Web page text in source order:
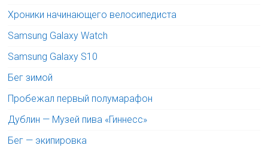
Хроники начинающего велосипедиста
Samsung Galaxy Watch
Samsung Galaxy S10
Бег зимой
Пробежал первый полумарафон
Дублин — Музей пива «Гиннесс»
Бег — экипировка